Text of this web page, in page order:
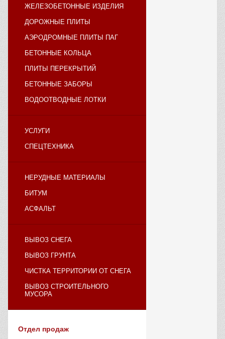
ЖЕЛЕЗОБЕТОННЫЕ ИЗДЕЛИЯ
ДОРОЖНЫЕ ПЛИТЫ
АЭРОДРОМНЫЕ ПЛИТЫ ПАГ
БЕТОННЫЕ КОЛЬЦА
ПЛИТЫ ПЕРЕКРЫТИЙ
БЕТОННЫЕ ЗАБОРЫ
ВОДООТВОДНЫЕ ЛОТКИ
УСЛУГИ
СПЕЦТЕХНИКА
НЕРУДНЫЕ МАТЕРИАЛЫ
БИТУМ
АСФАЛЬТ
ВЫВОЗ СНЕГА
ВЫВОЗ ГРУНТА
ЧИСТКА ТЕРРИТОРИИ ОТ СНЕГА
ВЫВОЗ СТРОИТЕЛЬНОГО
МУСОРА
Отдел продаж